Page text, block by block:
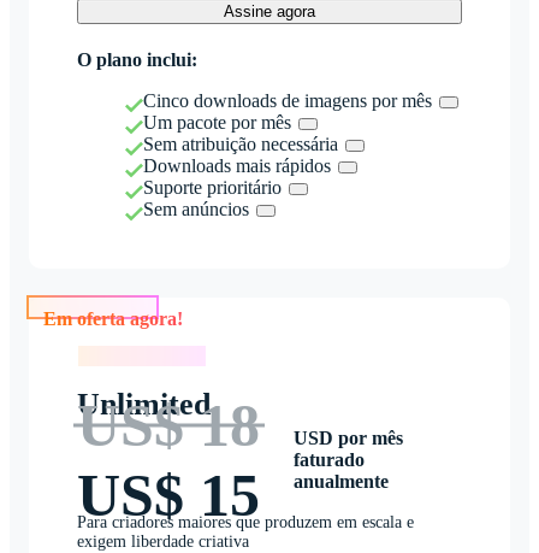
Assine agora
O plano inclui:
Cinco downloads de imagens por mês
Um pacote por mês
Sem atribuição necessária
Downloads mais rápidos
Suporte prioritário
Sem anúncios
Unlimited
US$ 18
US$ 15
USD por mês
faturado
anualmente
Para criadores maiores que produzem em escala e
exigem liberdade criativa